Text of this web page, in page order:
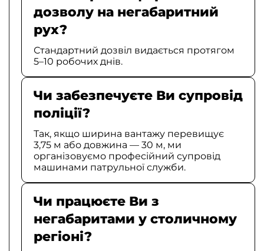
дозволу на негабаритний
рух?
Стандартний дозвіл видається протягом
5–10 робочих днів.
Чи забезпечуєте Ви супровід
поліції?
Так, якщо ширина вантажу перевищує
3,75 м або довжина — 30 м, ми
організовуємо професійний супровід
машинами патрульної служби.
Чи працюєте Ви з
негабаритами у столичному
регіоні?